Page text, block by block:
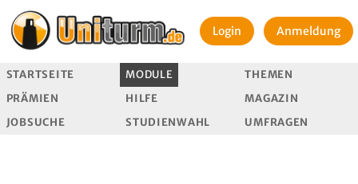
Login Anmeldung
STARTSEITE MODULE
THEMEN
PRÄMIEN
HILFE
MAGAZIN
JOBSUCHE
STUDIENWAHL UMFRAGEN